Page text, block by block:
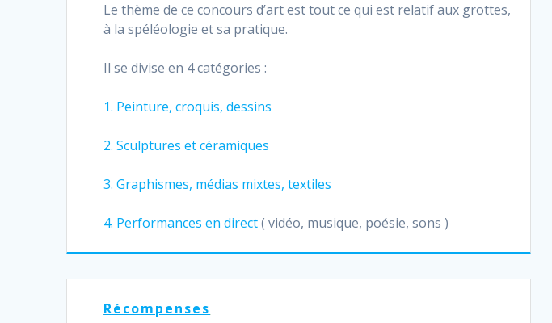
Le thème de ce concours d’art est tout ce qui est relatif aux grottes,
à la spéléologie et sa pratique.
Il se divise en 4 catégories :
1. Peinture, croquis, dessins
2. Sculptures et céramiques
3. Graphismes, médias mixtes, textiles
4. Performances en direct( vidéo, musique, poésie, sons )
Récompenses